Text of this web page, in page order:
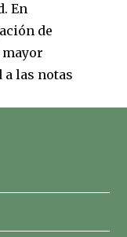
En
de
las notas